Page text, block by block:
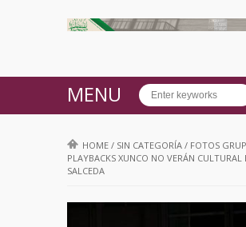
MENU
HOME / SIN CATEGORÍA / FOTOS
PLAYBACKS XUNCO NO VERÁN CULTURAL
SALCEDA